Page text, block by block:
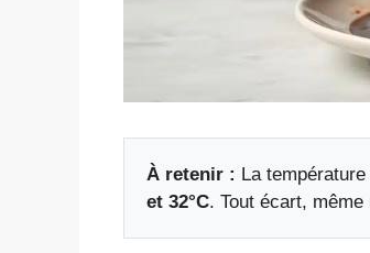
À retenir : La
et 32°C. Tout écart,